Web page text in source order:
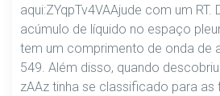
aqui:ZYqpTv4VAAjude com um RT.
acúmulo de líquido no espaço
tem um comprimento de onda de
549. Além disso, quando
zAAz tinha se classificado para as